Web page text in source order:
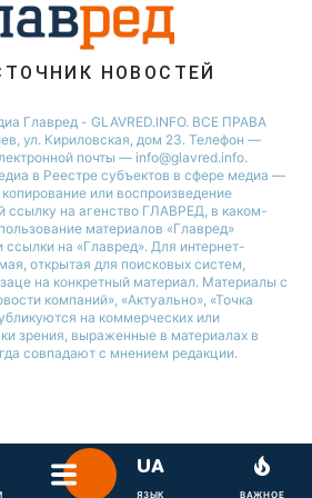
НОВОСТЕЙ
Главред - GLAVRED.INFO. ВСЕ ПРАВА
ул. Кириловская, дом 23. Телефон —
почты — info@glavred.info.
в Реестре cубъектов в сфере медиа —
или воспроизведение
на агенство ГЛАВРЕД, в каком-
материалов «Главред»
на «Главред». Для интернет-
открытая для поисковых систем,
на конкретный материал. Материалы с
компаний», «Актуально», «Точка
на коммерческих или
зрения, выраженные в материалах в
совпадают с мнением редакции.
ЯЗЫК ВАЖНОЕ